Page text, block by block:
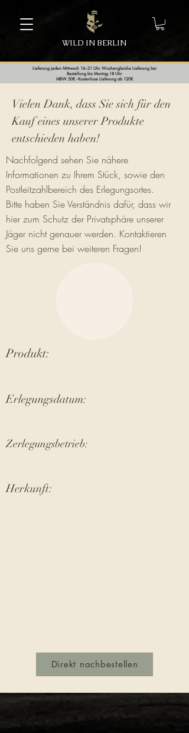
WILD IN BERLIN
Lieferung jeden Mittwoch 16–21 Uhr. Wochengleiche Lieferung bei
Bestellung bis Montag 18 Uhr
MBW 50€ - Kostenlose Lieferung ab 120€
Vielen Dank, dass Sie sich für den
Kauf eines unserer Produkte
entschieden haben!
Nachfolgend sehen Sie nähere
Informationen zu Ihrem Stück, sowie den
Postleitzahlbereich des Erlegungsortes.
Bitte haben Sie Verständnis dafür, dass wir
hier zum Schutz der Privatsphäre unserer
Jäger nicht genauer werden. Kontaktieren
Sie uns gerne bei weiteren Fragen!
Produkt:
Erlegungsdatum:
Zerlegungsbetrieb:
Herkunft:
Direkt nachbestellen